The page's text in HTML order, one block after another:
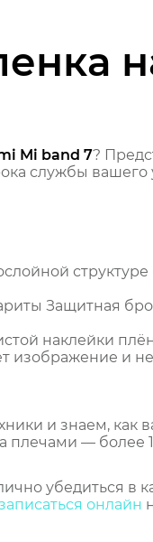
Mi band 7?
службы вашего
Защитная
наклейки
изображение и
и знаем, как
плечами — более
убедиться в
онлайн